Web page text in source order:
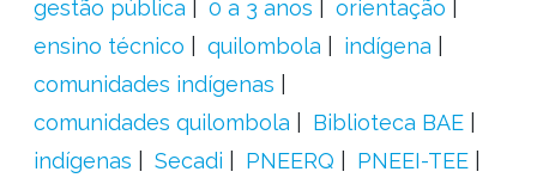
gestão pública
0 a 3 anos
orientação
ensino técnico
quilombola
indígena
comunidades indígenas
comunidades quilombola
Biblioteca BAE
indígenas
Secadi PNEERQ
PNEEI-TEE